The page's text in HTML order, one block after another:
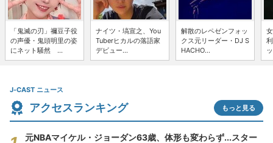
「鬼滅の刃」禰豆子役
の声優・鬼頭明里の姿
にネット騒然 ...
ナイツ・塙宣之、You
Tuberヒカルの落語家
デビュー...
解散のレペゼンフォッ
クス元リーダー・DJ S
HACHO...
J-CAST ニュース
アクセスランキング もっと見る
元NBAマイケル・ジョーダン63歳、体形も変わらず...スター